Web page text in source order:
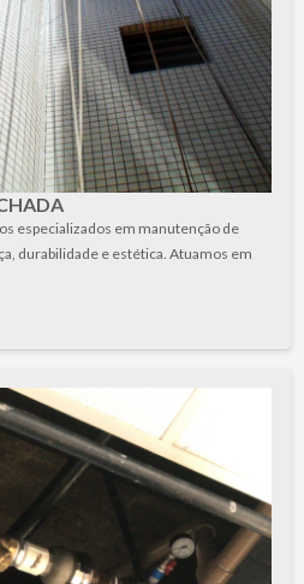
especializados em manutenção de
durabilidade e estética. Atuamos em